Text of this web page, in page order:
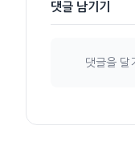
댓글 남기기
댓글을 달